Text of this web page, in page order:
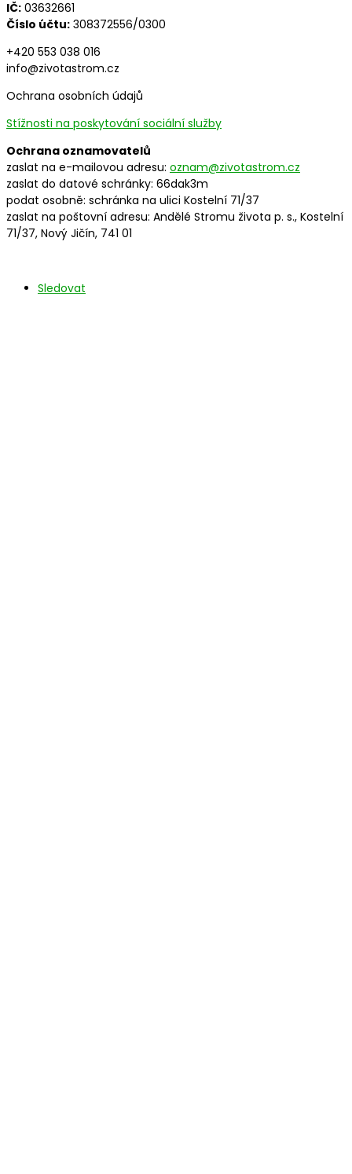
IČ: 03632661
Číslo účtu: 308372556/0300
+420 553 038 016
info@zivotastrom.cz
Ochrana osobních údajů
Stížnosti na poskytování sociální služby
Ochrana oznamovatelů
zaslat na e-mailovou adresu: oznam@zivotastrom.cz
zaslat do datové schránky: 66dak3m
podat osobně: schránka na ulici Kostelní 71/37
zaslat na poštovní adresu: Andělé Stromu života p. s., Kostelní
71/37, Nový Jičín, 741 01
Sledovat